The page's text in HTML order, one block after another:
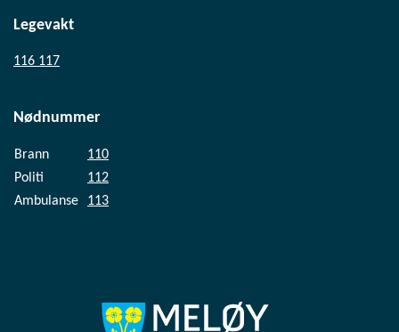
Legevakt
116 117
Nødnummer
Brann
110
Politi
112
Ambulanse
113